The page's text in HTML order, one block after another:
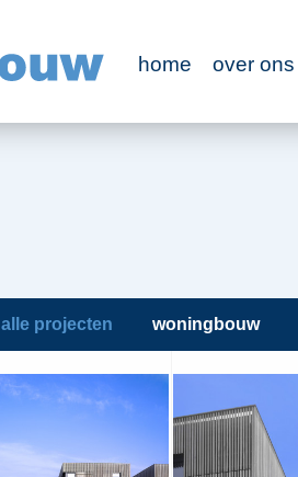
home over ons
alle projecten woningbouw